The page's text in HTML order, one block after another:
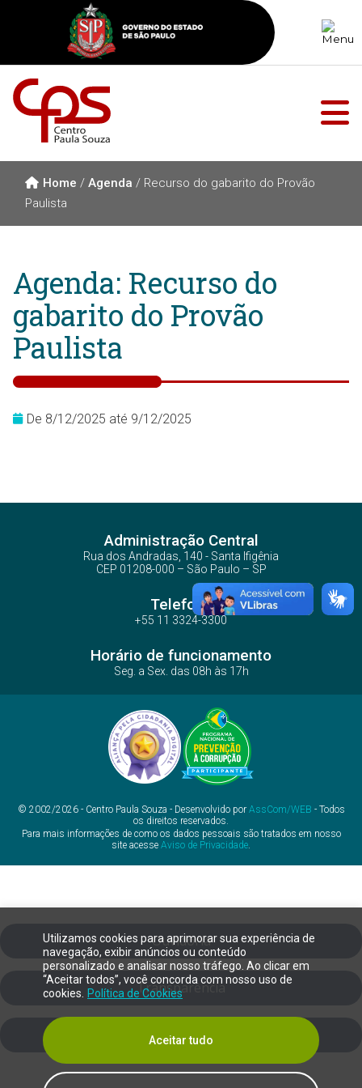
Utilizamos cookies para aprimorar sua experiência de
navegação, exibir anúncios ou conteúdo
personalizado e analisar nosso tráfego. Ao clicar em
“Aceitar todos”, você concorda com nosso uso de
cookies.
Política de Cookies
Aceitar tudo
Home / Agenda / Recurso do gabarito do Provão
Paulista
Agenda: Recurso do
gabarito do Provão
Paulista
De 8/12/2025 até 9/12/2025
Administração Central
Rua dos Andradas, 140 - Santa Ifigênia
CEP 01208-000 – São Paulo – SP
Telefone
+55 11 3324-3300
Horário de funcionamento
Seg. a Sex. das 08h às 17h
© 2002/2026 - Centro Paula Souza - Desenvolvido por AssCom/WEB - Todos
os direitos reservados.
Para mais informações de como os dados pessoais são tratados em nosso
site acesse Aviso de Privacidade.
Ouvidoria
Transparência
SIC